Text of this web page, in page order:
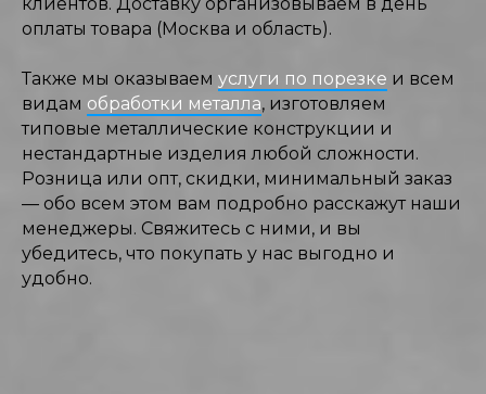
оплаты товара (Москва и область).
Также мы оказываем услуги по порезке и всем
видам обработки металла, изготовляем
типовые металлические конструкции и
нестандартные изделия любой сложности.
Розница или опт, скидки, минимальный заказ
— обо всем этом вам подробно расскажут наши
менеджеры. Свяжитесь с ними, и вы
убедитесь, что покупать у нас выгодно и
удобно.